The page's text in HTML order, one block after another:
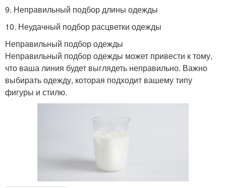
9. Неправильный подбор длины одежды
10. Неудачный подбор расцветки одежды
Неправильный подбор одежды
Неправильный подбор одежды может привести к тому,
что ваша линия будет выглядеть неправильно. Важно
выбирать одежду, которая подходит вашему типу
фигуры и стилю.